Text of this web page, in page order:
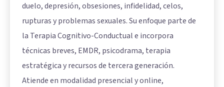
duelo, depresión, obsesiones, infidelidad, celos,
rupturas y problemas sexuales. Su enfoque parte de
la Terapia Cognitivo-Conductual e incorpora
técnicas breves, EMDR, psicodrama, terapia
estratégica y recursos de tercera generación.
Atiende en modalidad presencial y online,